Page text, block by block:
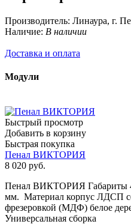
Производитель: Линаура, г.
Наличие: В наличии
Доставка и оплата
Модули
Быстрый просмотр
Добавить в корзину
Быстрая покупка
Пенал ВИКТОРИЯ
8 020 руб.
Пенал ВИКТОРИЯ Габариты
мм. Материал корпус ЛДСП
фрезеровкой (МДФ) белое
Универсальная сборка